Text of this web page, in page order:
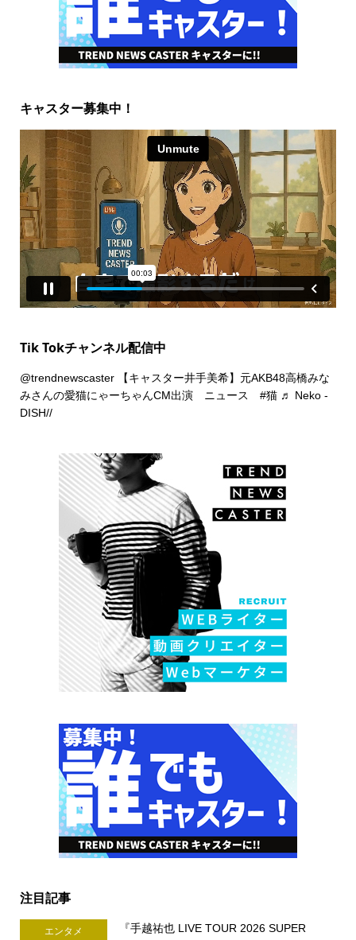
キャスター募集中！
Tik Tokチャンネル配信中
@trendnewscaster【キャスター井手美希】元AKB48高橋みな
みさんの愛猫にゃーちゃんCM出演 ニュース #猫 ♬ Neko -
DISH//
注目記事
エンタメ
『手越祐也 LIVE TOUR 2026 SUPER